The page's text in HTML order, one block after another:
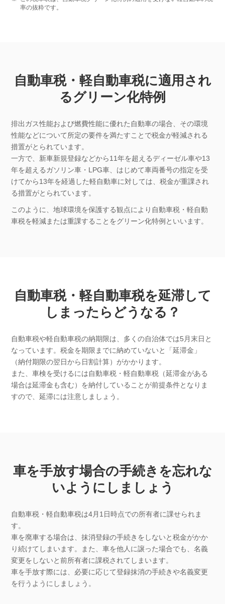
率の抜粋です。
自動車税・軽自動車税に適用され
るグリーン化特例
排出ガス性能および燃費性能に優れた自動車の場合、その環境
性能などについて所定の要件を満たすことで税金が軽減される
措置がとられています。
一方で、新車新規登録などから11年を超えるディーゼル車や13
年を超えるガソリン車・LPG車、はじめて車両番号の指定を受
けてから13年を経過した軽自動車に対しては、税金が重課され
る措置がとられています。
このように、地球環境を保護する観点により自動車税・軽自動
車税を軽減または重課することをグリーン化特例といいます。
自動車税・軽自動車税を延滞して
しまったらどうなる？
自動車税や軽自動車税の納期限は、多くの自治体では5月末日と
なっています。税金を期限までに納めていないと「延滞金」
（納付期限の翌日から日割計算）がかかります。
また、車検を受けるには自動車税・軽自動車税（延滞金がある
場合は延滞金も含む）を納付していることが前提条件となりま
すので、延滞には注意しましょう。
車を手放す場合の手続きを忘れな
いようにしましょう
自動車税・軽自動車税は4月1日時点での所有者に課せられま
す。
車を廃車する場合は、抹消登録の手続きをしないと税金がかか
り続けてしまいます。また、車を他人に譲った場合でも、名義
変更をしないと前所有者に課税されてしまいます。
車を手放す際には、必要に応じて登録抹消の手続きや名義変更
を行うようにしましょう。